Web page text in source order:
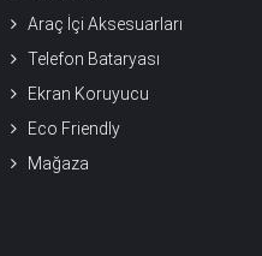
Araç İçi Aksesuarları
Telefon Bataryası
Ekran Koruyucu
Eco Friendly
Mağaza